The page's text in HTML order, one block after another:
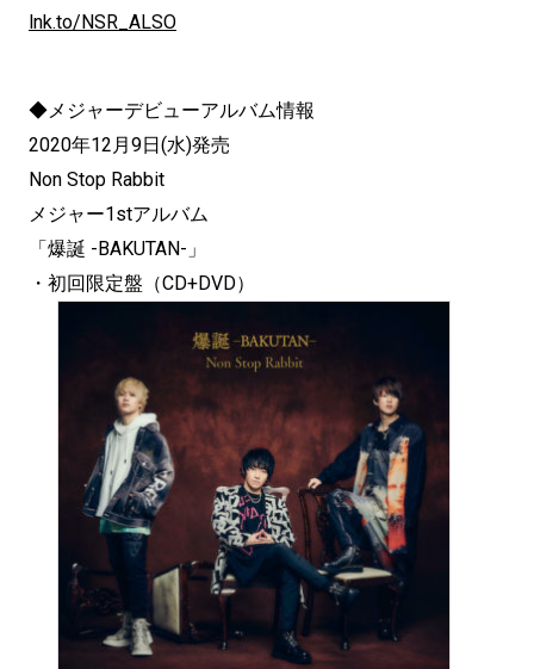
lnk.to/NSR_ALSO
◆メジャーデビューアルバム情報
2020年12月9日(水)発売
Non Stop Rabbit
メジャー1stアルバム
「爆誕 -BAKUTAN-」
・初回限定盤（CD+DVD）